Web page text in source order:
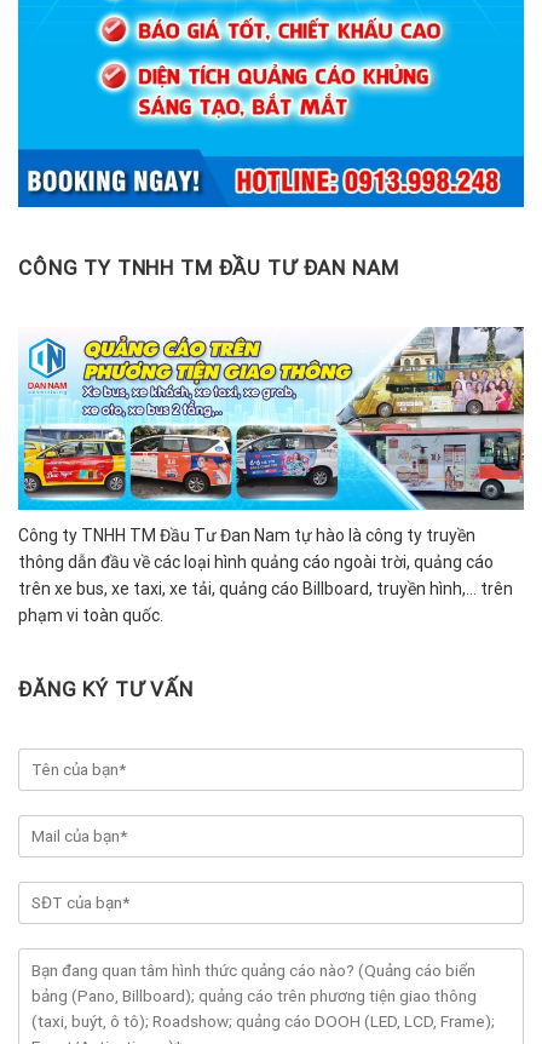
CÔNG TY TNHH TM ĐẦU TƯ ĐAN NAM
Công ty TNHH TM Đầu Tư Đan Nam tự hào là công ty truyền
thông dẫn đầu về các loại hình quảng cáo ngoài trời, quảng cáo
trên xe bus, xe taxi, xe tải, quảng cáo Billboard, truyền hình,… trên
phạm vi toàn quốc.
ĐĂNG KÝ TƯ VẤN